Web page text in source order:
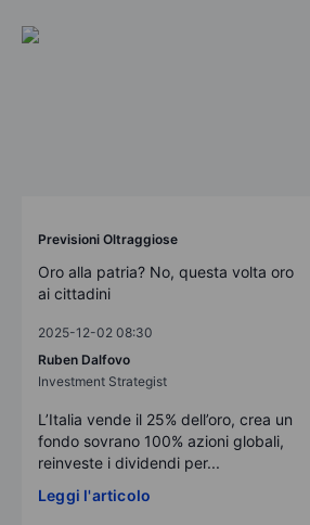
Previsioni Oltraggiose
Oro alla patria? No, questa volta oro
ai cittadini
2025-12-02 08:30
Ruben Dalfovo
Investment Strategist
L’Italia vende il 25% dell’oro, crea un
fondo sovrano 100% azioni globali,
reinveste i dividendi per...
Leggi l'articolo